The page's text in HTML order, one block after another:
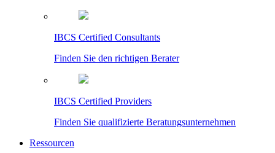
IBCS Certified Consultants
Finden Sie den richtigen Berater
IBCS Certified Providers
Finden Sie qualifizierte Beratungsunternehmen
Ressourcen